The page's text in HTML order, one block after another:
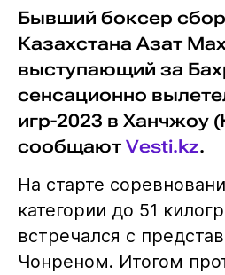
Бывший боксер
Казахстана Азат
выступающий за
сенсационно
игр-2023 в Ханчжоу
сообщают Vesti.kz.
На старте
категории до 51
встречался с
Чонреном. Итогом